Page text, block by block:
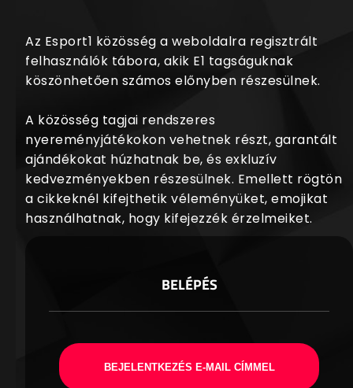
Az Esport1 közösség a weboldalra regisztrált
felhasználók tábora, akik E1 tagságuknak
köszönhetően számos előnyben részesülnek.
A közösség tagjai rendszeres
nyereményjátékokon vehetnek részt, garantált
ajándékokat húzhatnak be, és exkluzív
kedvezményekben részesülnek. Emellett rögtön
a cikkeknél kifejthetik véleményüket, emojikat
használhatnak, hogy kifejezzék érzelmeiket.
BELÉPÉS
BEJELENTKEZÉS E-MAIL CÍMMEL